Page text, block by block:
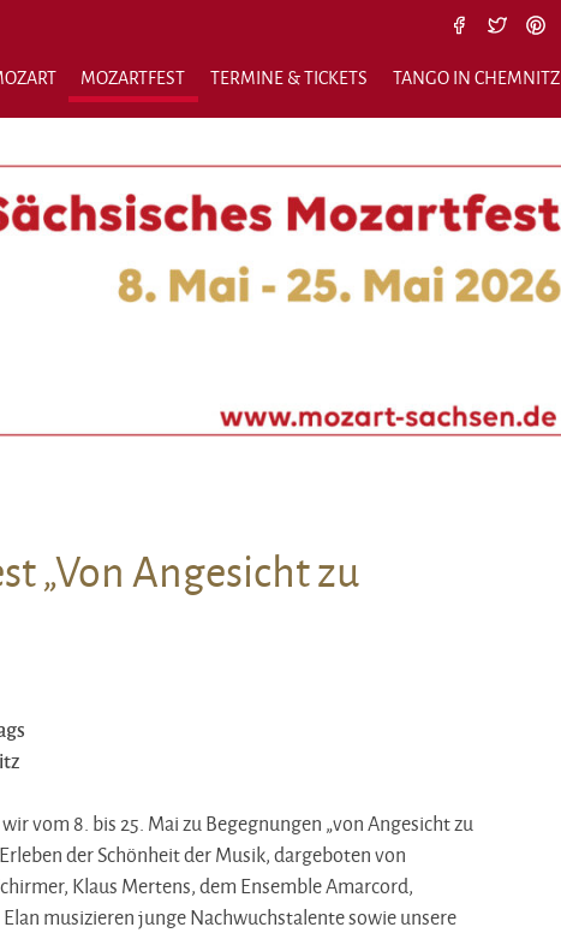
MOZARTFEST TERMINE & TICKETS TANGO IN CHEMNITZ
„Von Angesicht zu
vom 8. bis 25. Mai zu Begegnungen „von Angesicht zu
der Schönheit der Musik, dargeboten von
Klaus Mertens, dem Ensemble Amarcord,
musizieren junge Nachwuchstalente sowie unsere